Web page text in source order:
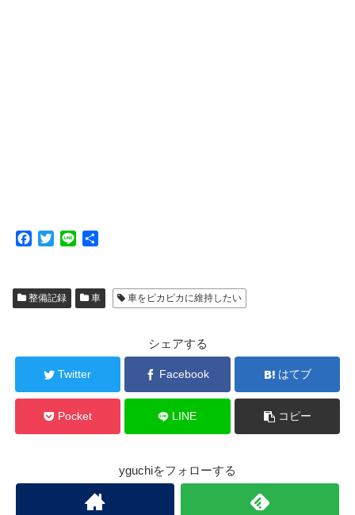
e
b
t
t
e
整備記録 車 車をピカピカに維持したい
シェアする
Twitter Facebook はてブ
Pocket LINE コピー
yguchiをフォローする